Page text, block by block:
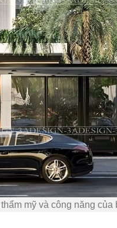
mỹ và công năng của